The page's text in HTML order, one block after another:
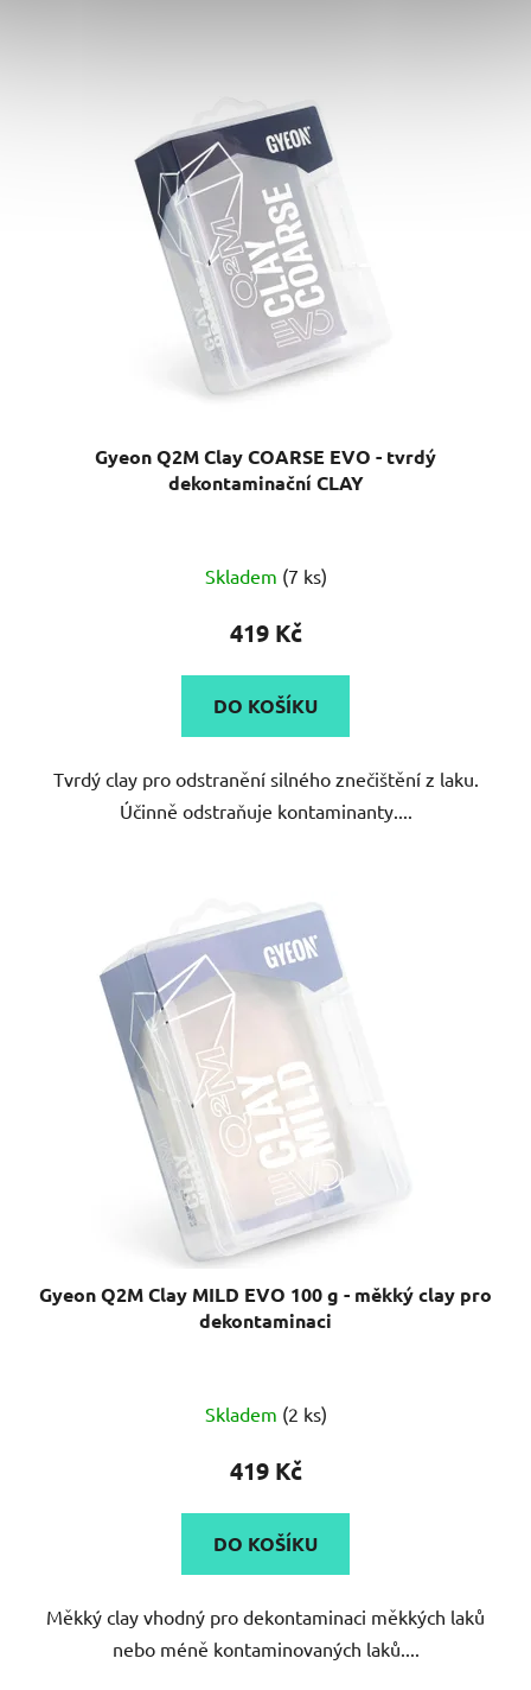
Gyeon Q2M Clay COARSE EVO - tvrdý
dekontaminační CLAY
Skladem (7 ks)
419 Kč
DO KOŠÍKU
Tvrdý clay pro odstranění silného znečištění z laku.
Účinně odstraňuje kontaminanty....
Gyeon Q2M Clay MILD EVO 100 g - měkký clay pro
dekontaminaci
Skladem (2 ks)
419 Kč
DO KOŠÍKU
Měkký clay vhodný pro dekontaminaci měkkých laků
nebo méně kontaminovaných laků....